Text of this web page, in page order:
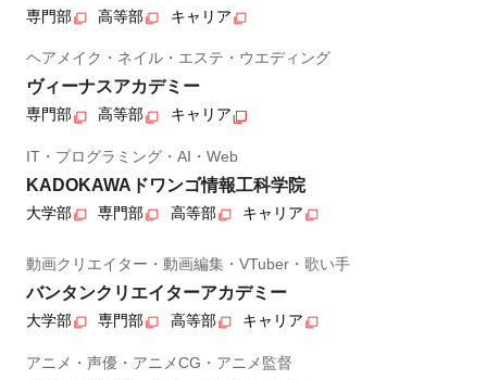
専門部 高等部 キャリア
ヘアメイク・ネイル・エステ・ウエディング
ヴィーナスアカデミー
専門部 高等部 キャリア
IT・プログラミング・AI・Web
KADOKAWAドワンゴ情報工科学院
大学部 専門部 高等部 キャリア
動画クリエイター・動画編集・VTuber・歌い手
バンタンクリエイターアカデミー
大学部 専門部 高等部 キャリア
アニメ・声優・アニメCG・アニメ監督